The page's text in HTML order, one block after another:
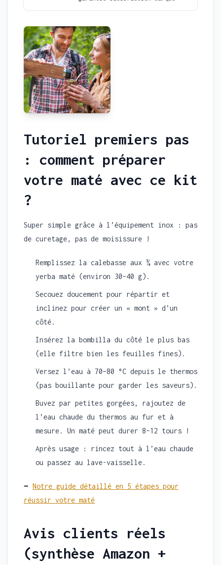
Tutoriel premiers pas
: comment préparer
votre maté avec ce kit
?
Super simple grâce à l’équipement inox : pas
de curetage, pas de moisissure !
Remplissez la calebasse aux ¾ avec votre
yerba maté (environ 30–40 g).
Secouez doucement pour répartir et
inclinez pour créer un « mont » d’un
côté.
Insérez la bombilla du côté le plus bas
(elle filtre bien les feuilles fines).
Versez l’eau à 70–80 °C depuis le thermos
(pas bouillante pour garder les saveurs).
Buvez par petites gorgées, rajoutez de
l’eau chaude du thermos au fur et à
mesure. Un maté peut durer 8–12 tours !
Après usage : rincez tout à l’eau chaude
ou passez au lave-vaisselle.
➡️ Notre guide détaillé en 5 étapes pour
réussir votre maté
Avis clients réels
(synthèse Amazon +